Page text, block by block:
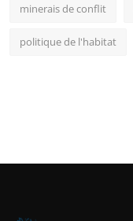
minerais de conflit
politique de l'habitat